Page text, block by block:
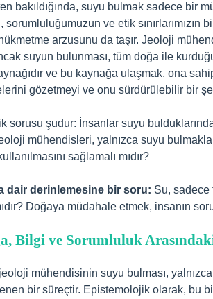
bakıldığında, suyu bulmak sadece bir
ve etik sınırlarımızın
arzusunu da taşır. Jeoloji
suyun bulunması, tüm doğa ile
ve bu kaynağa ulaşmak, ona
gözetmeyi ve onu sürdürülebilir bir
sorusu şudur: İnsanlar suyu
mühendisleri, yalnızca suyu
sağlamalı mıdır?
dair derinlemesine bir soru: Su, sadece
Doğaya müdahale etmek, insanın
Bilgi ve Sorumluluk
mühendisinin suyu bulması,
bir süreçtir. Epistemolojik olarak, bu